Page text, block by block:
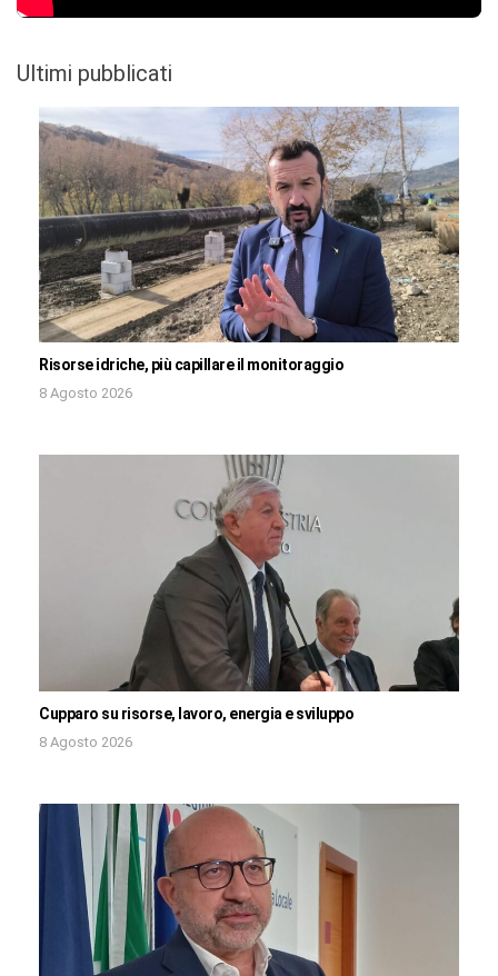
Ultimi pubblicati
Risorse idriche, più capillare il monitoraggio
8 Agosto 2026
Cupparo su risorse, lavoro, energia e sviluppo
8 Agosto 2026